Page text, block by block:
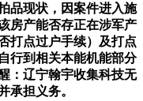
品现状，因案件进入施
房产能否存正在涉军产
打点过户手续）及打点
行到相关本能机能部分
：辽宁翰宇收集科技无
承担义务。